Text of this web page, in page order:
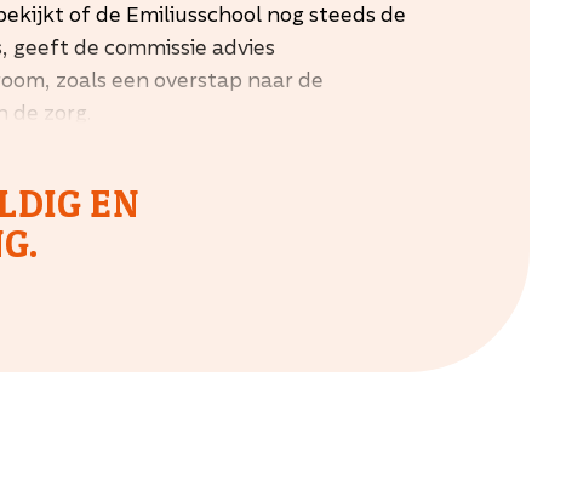
of de Emiliusschool nog steeds de
geeft de commissie advies
zoals een overstap naar de
de zorg.
EN